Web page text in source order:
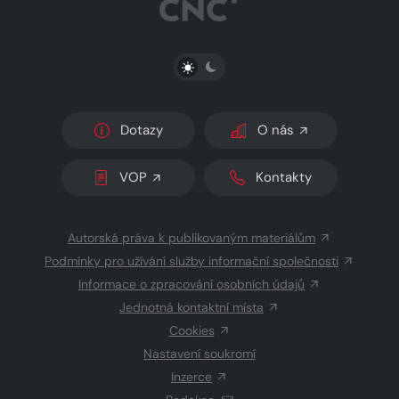
PŘEPNOUT SVĚTLÝ/TMAVÝ REŽIM
Dotazy O nás
VOP Kontakty
Autorská práva k publikovaným materiálům
Podmínky pro užívání služby informační společnosti
Informace o zpracování osobních údajů
Jednotná kontaktní místa
Cookies
Nastavení soukromí
Inzerce